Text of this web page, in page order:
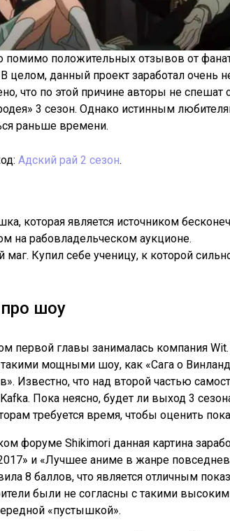
помимо положительных отзывов от
целом, данный проект заработал очень
что по этой причине авторы не спешат
3 сезон. Однако истинным
раньше времени.
Адский рай 2 сезон.
которая является источником
на рабовладельческом аукционе.
Купил себе ученицу, к которой
шоу
первой главы занималась компания
мощными шоу, как «Сага о
Известно, что над второй частью
Пока неясно, будет ли выход 3
требуется время, чтобы оценить
форуме Shikimori данная картина
и «Лучшее аниме в жанре
8 баллов, что является отличным
были не согласны с такими
«пустышкой».